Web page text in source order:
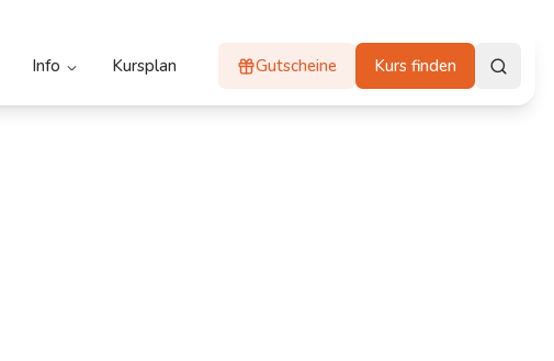
Info Kursplan Gutscheine Kurs finden